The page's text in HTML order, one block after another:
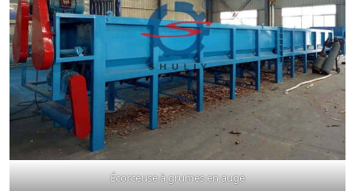
Écorceuse à grumes en auge